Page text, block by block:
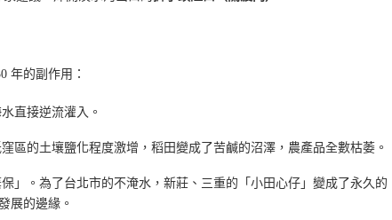
年的副作用：
直接逆流灌入。
區的土壤鹽化程度激增，稻田變成了苦鹹的沼澤，農產品全數枯萎。
」。為了台北市的不淹水，新莊、三重的「小田心仔」變成了永久的
展的邊緣。